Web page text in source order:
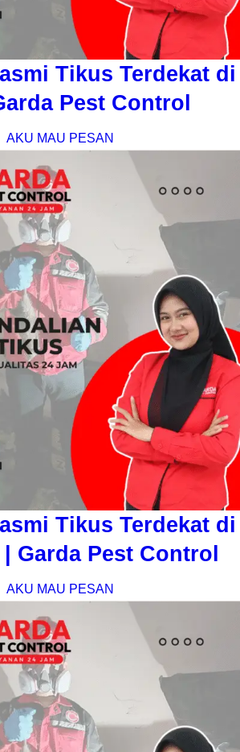
Tikus Terdekat di
Pest Control
AKU MAU PESAN
Tikus Terdekat di
Garda Pest Control
AKU MAU PESAN